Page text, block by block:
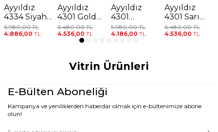
Ayyıldız
4334 Siyah
Pul Payetli
Mayo
6.980,00TL
4.886,00 TL
Ayyıldız
4301 Gold
Mayo
6.480,00TL
4.536,00 TL
Ayyıldız
4301
Kahverengi
Pembe
5.980,00TL
4.186,00 TL
Ayyıldız
4301 Sarı
Pembe
Simli Mayo
6.480,00TL
4.536,00 TL
Vitrin Ürünleri
E-Bülten Aboneliği
Kampanya ve yeniliklerden haberdar olmak için e-bültenimize abone
olun!